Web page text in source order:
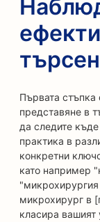
Първата стъпка
представяне в
да следите
практика в
конкретни
като например
микрохирург в
класира вашият